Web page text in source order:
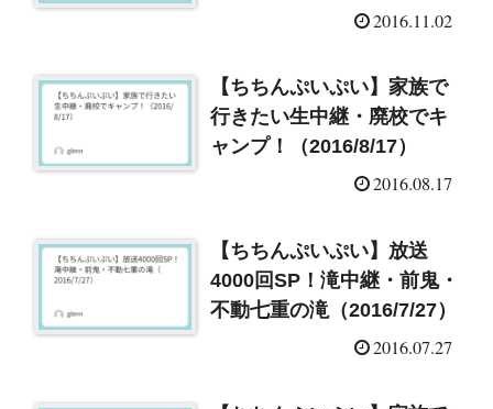
2016.11.02
【ちちんぷいぷい】家族で
行きたい生中継・廃校でキ
ャンプ！（2016/8/17）
2016.08.17
【ちちんぷいぷい】放送
4000回SP！滝中継・前鬼・
不動七重の滝（2016/7/27）
2016.07.27